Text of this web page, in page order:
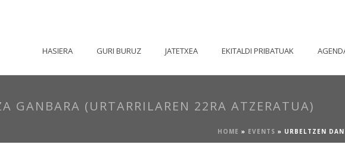
HASIERA GURI BURUZ JATETXEA EKITALDI PRIBATUAK
GANBARA (URTARRILAREN 22RA ATZERATUA)
HOME » EVENTS » URBELTZEN